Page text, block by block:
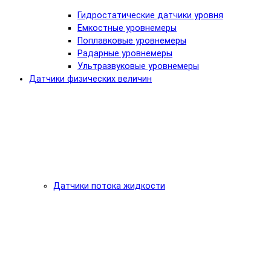
Гидростатические датчики уровня
Емкостные уровнемеры
Поплавковые уровнемеры
Радарные уровнемеры
Ультразвуковые уровнемеры
Датчики физических величин
Датчики потока жидкости